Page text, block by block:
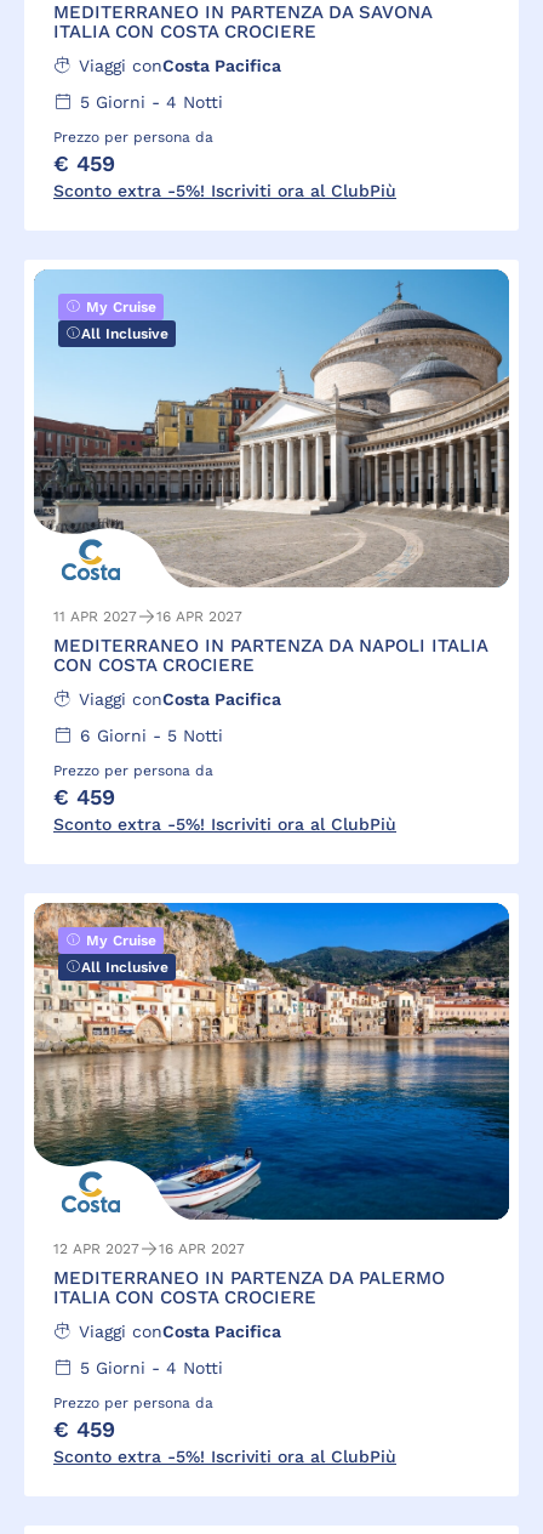
MEDITERRANEO IN PARTENZA DA SAVONA
ITALIA CON COSTA CROCIERE
Viaggi conCosta Pacifica
5Giorni - 4 Notti
Prezzo per persona da
€ 459
Sconto extra -5%! Iscriviti ora al ClubPiù
My Cruise
All Inclusive
11 APR 2027 16 APR 2027
MEDITERRANEO IN PARTENZA DA NAPOLI ITALIA
CON COSTA CROCIERE
Viaggi conCosta Pacifica
6 Giorni - 5Notti
Prezzo per persona da
€ 459
Sconto extra -5%! Iscriviti ora al ClubPiù
My Cruise
All Inclusive
12 APR 2027 16 APR 2027
MEDITERRANEO IN PARTENZA DA PALERMO
ITALIA CON COSTA CROCIERE
Viaggi conCosta Pacifica
5Giorni - 4 Notti
Prezzo per persona da
€ 459
Sconto extra -5%! Iscriviti ora al ClubPiù